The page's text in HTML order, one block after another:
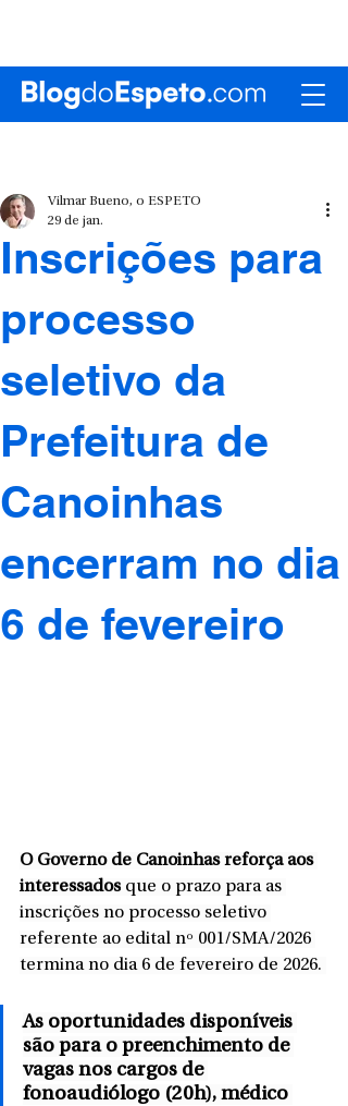
Inscrições para
processo
seletivo da
Prefeitura de
Canoinhas
encerram no dia
6 de fevereiro
Vilmar Bueno, o ESPETO
29 de jan.
O Governo de Canoinhas reforça aos
interessados que o prazo para as
inscrições no processo seletivo
referente ao edital nº 001/SMA/2026
termina no dia 6 de fevereiro de 2026.
As oportunidades disponíveis
são para o preenchimento de
vagas nos cargos de
fonoaudiólogo (20h), médico